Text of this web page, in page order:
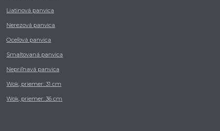
Liatinová panvica
Nerezová panvica
Oceľová panvica
Smaltovaná panvica
Nepriľnavá panvica
Wok, priemer: 31 cm
Wok, priemer: 36 cm